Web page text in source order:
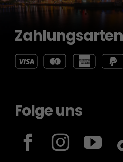
Zahlungsarten
Folge uns